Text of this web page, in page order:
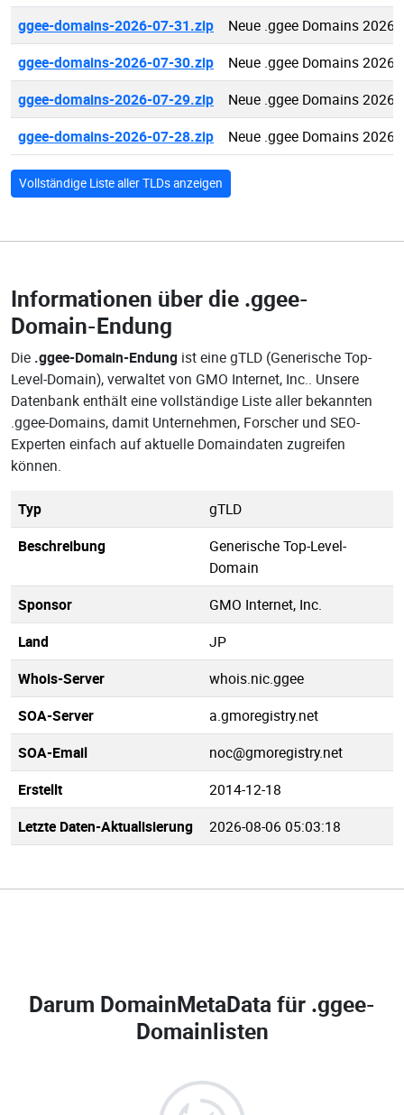
ggee-domains-2026-07-31.zip
Neue .ggee Domains 2026-
ggee-domains-2026-07-30.zip
Neue .ggee Domains 2026-
ggee-domains-2026-07-29.zip
Neue .ggee Domains 2026-
ggee-domains-2026-07-28.zip
Neue .ggee Domains 2026-
Vollständige Liste aller TLDs anzeigen
Informationen über die .ggee-
Domain-Endung
Die .ggee-Domain-Endung ist eine gTLD (Generische Top-
Level-Domain), verwaltet von GMO Internet, Inc.. Unsere
Datenbank enthält eine vollständige Liste aller bekannten
.ggee-Domains, damit Unternehmen, Forscher und SEO-
Experten einfach auf aktuelle Domaindaten zugreifen
können.
Typ
gTLD
Beschreibung
Generische Top-Level-
Domain
Sponsor
GMO Internet, Inc.
Land
JP
Whois-Server
whois.nic.ggee
SOA-Server
a.gmoregistry.net
SOA-Email
noc@gmoregistry.net
Erstellt
2014-12-18
Letzte Daten-Aktualisierung
2026-08-06 05:03:18
Darum DomainMetaData für .ggee-
Domainlisten